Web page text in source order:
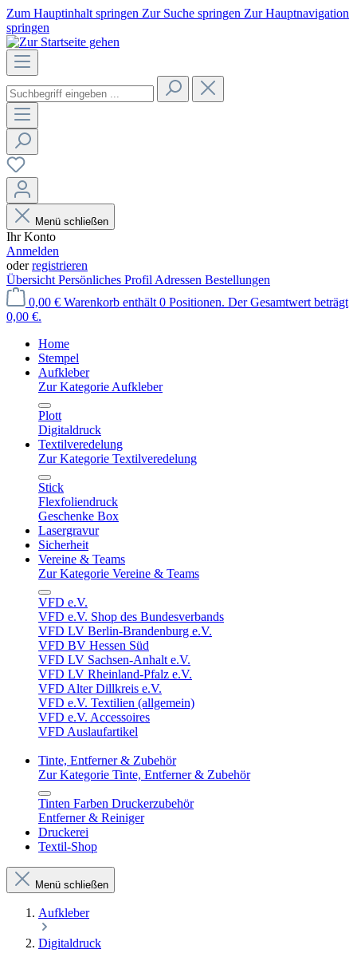
Zum Hauptinhalt springen Zur Suche springen Zur Hauptnavigation
springen
Menü schließen
Ihr Konto
Anmelden
oderregistrieren
Übersicht Persönliches Profil Adressen Bestellungen
0,00 € Warenkorb enthält 0 Positionen. Der Gesamtwert beträgt
0,00 €.
Home
Stempel
Aufkleber
Zur Kategorie Aufkleber
Plott
Digitaldruck
Textilveredelung
Zur Kategorie Textilveredelung
Stick
Flexfoliendruck
Geschenke Box
Lasergravur
Sicherheit
Vereine & Teams
Zur Kategorie Vereine & Teams
VFD e.V.
VFD e.V. Shop des Bundesverbands
VFD LV Berlin-Brandenburg e.V.
VFD BV Hessen Süd
VFD LV Sachsen-Anhalt e.V.
VFD LV Rheinland-Pfalz e.V.
VFD Alter Dillkreis e.V.
VFD e.V. Textilien (allgemein)
VFD e.V. Accessoires
VFD Auslaufartikel
Tinte, Entferner & Zubehör
Zur Kategorie Tinte, Entferner & Zubehör
Tinten Farben Druckerzubehör
Entferner & Reiniger
Druckerei
Textil-Shop
Menü schließen
Aufkleber
Digitaldruck